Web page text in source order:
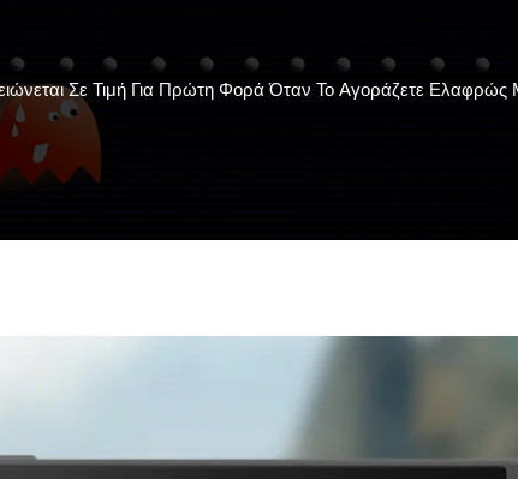
Σε Τιμή Για Πρώτη Φορά Όταν Το Αγοράζετε Ελαφρώς